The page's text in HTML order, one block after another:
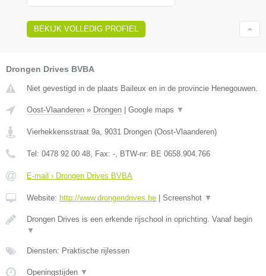
BEKIJK VOLLEDIG PROFIEL
Drongen Drives BVBA
Niet gevestigd in de plaats Baileux en in de provincie Henegouwen.
Oost-Vlaanderen » Drongen | Google maps ▼
Vierhekkensstraat 9a 9031 Drongen (Oost-Vlaanderen)
Tel: 0478 92 00 48 , Fax: - , BTW-nr: BE 0658.904.766
E-mail › Drongen Drives BVBA
Website: http://www.drongendrives.be | Screenshot ▼
Drongen Drives is een erkende rijschool in oprichting. Vanaf begin
▼
Diensten: Praktische rijlessen
Openingstijden ▼